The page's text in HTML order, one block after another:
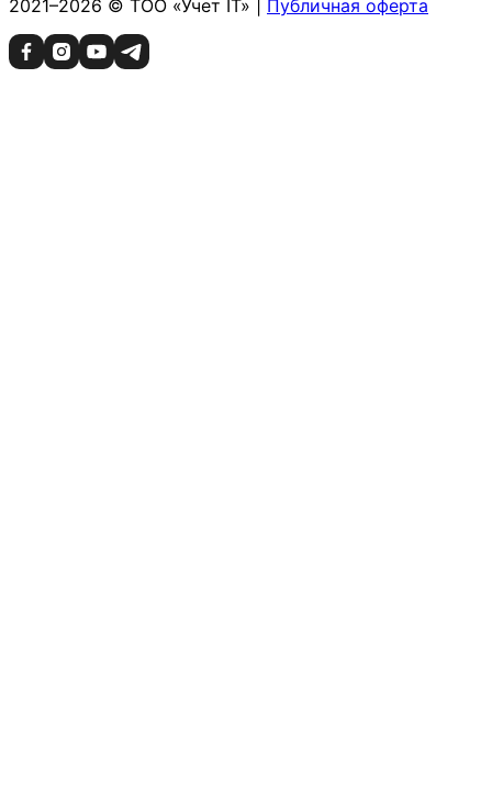
2021–2026 © ТОО «Учет IT» | Публичная оферта